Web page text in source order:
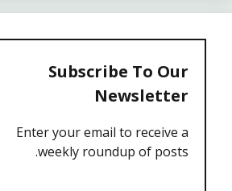
Subscribe To Our
Newsletter
Enter your email to receive a
weekly roundup of posts.